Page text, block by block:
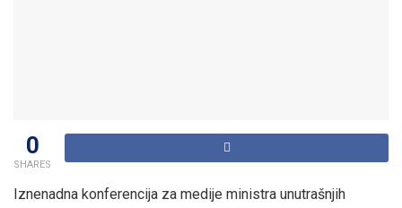
0
SHARES
Iznenadna konferencija za medije ministra unutrašnjih